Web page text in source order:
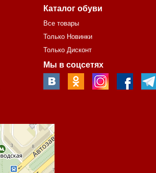
Каталог обуви
Все товары
Только Новинки
Только Дисконт
Мы в соцсетях